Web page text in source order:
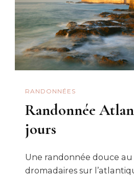
RANDONNÉES
Randonnée
jours
Une randonnée douce
dromadaires sur